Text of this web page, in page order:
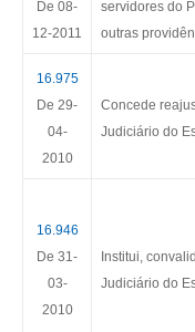
De 08-
12-2011
servidores do
outras
16.975
De 29-
04-
2010
Concede
Judiciário do
16.946
De 31-
03-
2010
Institui,
Judiciário do